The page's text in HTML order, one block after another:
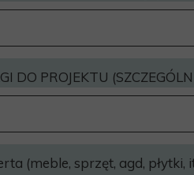
DO PROJEKTU
(meble, sprzęt, agd,